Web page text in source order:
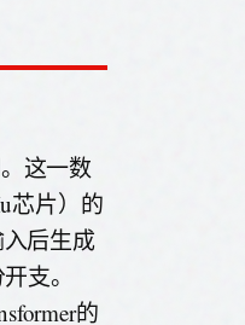
这一数
芯片）的
后生成
支。
的